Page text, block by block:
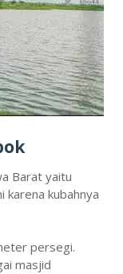
Barat yaitu
karena kubahnya
persegi.
masjid